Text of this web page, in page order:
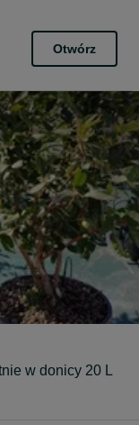
Otwórz
w donicy 20 L